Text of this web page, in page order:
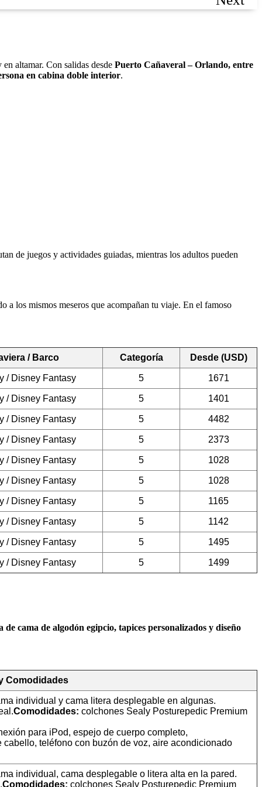
altamar. Con salidas desde Puerto Cañaveral – Orlando, entre
en cabina doble interior.
de juegos y actividades guiadas, mientras los adultos pueden
a los mismos meseros que acompañan tu viaje. En el famoso
/ Barco Categoría Desde (USD)
/ Disney Fantasy 5 1671
/ Disney Fantasy 5 1401
/ Disney Fantasy 5 4482
/ Disney Fantasy 5 2373
/ Disney Fantasy 5 1028
/ Disney Fantasy 5 1028
/ Disney Fantasy 5 1165
/ Disney Fantasy 5 1142
/ Disney Fantasy 5 1495
/ Disney Fantasy 5 1499
de cama de algodón egipcio, tapices personalizados y diseño
Comodidades
individual y cama litera desplegable en algunas.
Comodidades: colchones Sealy Posturepedic Premium
para iPod, espejo de cuerpo completo,
teléfono con buzón de voz, aire acondicionado
individual, cama desplegable o litera alta en la pared.
Comodidades: colchones Sealy Posturepedic Premium